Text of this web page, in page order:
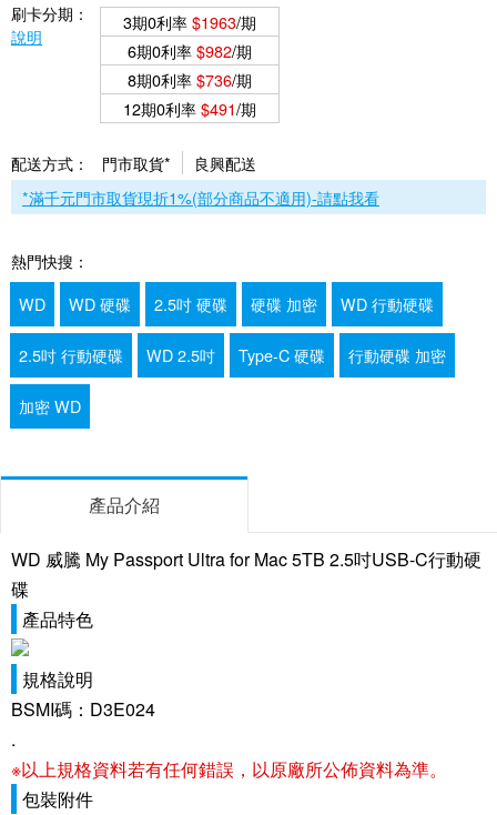
刷卡分期：
說明
3期0利率$1963/期
6期0利率$982/期
8期0利率$736/期
12期0利率$491/期
配送方式： 門市取貨*
良興配送
*滿千元門市取貨現折1%(部分商品不適用)-請點我看
熱門快搜：
WD
WD 硬碟 2.5吋 硬碟 硬碟 加密 WD 行動硬碟
2.5吋 行動硬碟 WD 2.5吋 Type-C 硬碟 行動硬碟 加密
加密 WD
產品介紹
WD 威騰 My Passport Ultra for Mac 5TB 2.5吋USB-C行動硬
碟
產品特色
規格說明
BSMI碼：D3E024
.
※以上規格資料若有任何錯誤，以原廠所公佈資料為準。
包裝附件